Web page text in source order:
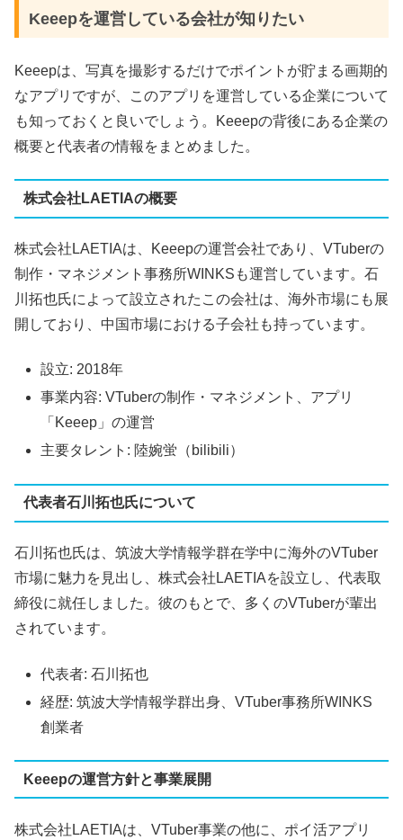
Keeepを運営している会社が知りたい
Keeepは、写真を撮影するだけでポイントが貯まる画期的
なアプリですが、このアプリを運営している企業について
も知っておくと良いでしょう。Keeepの背後にある企業の
概要と代表者の情報をまとめました。
株式会社LAETIAの概要
株式会社LAETIAは、Keeepの運営会社であり、VTuberの
制作・マネジメント事務所WINKSも運営しています。石
川拓也氏によって設立されたこの会社は、海外市場にも展
開しており、中国市場における子会社も持っています。
設立: 2018年
事業内容: VTuberの制作・マネジメント、アプリ
「Keeep」の運営
主要タレント: 陸婉蛍（bilibili）
代表者石川拓也氏について
石川拓也氏は、筑波大学情報学群在学中に海外のVTuber
市場に魅力を見出し、株式会社LAETIAを設立し、代表取
締役に就任しました。彼のもとで、多くのVTuberが輩出
されています。
代表者: 石川拓也
経歴: 筑波大学情報学群出身、VTuber事務所WINKS
創業者
Keeepの運営方針と事業展開
株式会社LAETIAは、VTuber事業の他に、ポイ活アプリ